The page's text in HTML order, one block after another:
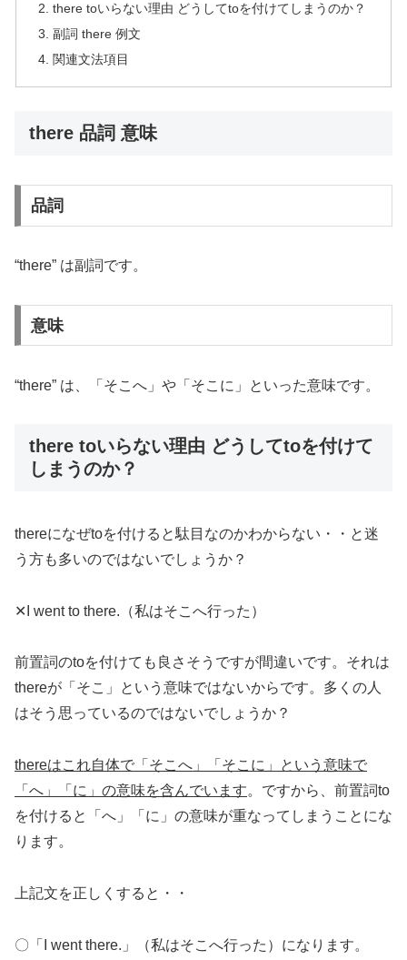
there toいらない理由 どうしてtoを付けてしまうのか？
副詞 there 例文
関連文法項目
there 品詞 意味
品詞
“there” は副詞です。
意味
“there” は、「そこへ」や「そこに」といった意味です。
there toいらない理由 どうしてtoを付けて
しまうのか？
thereになぜtoを付けると駄目なのかわからない・・と迷
う方も多いのではないでしょうか？
✕I went to there.（私はそこへ行った）
前置詞のtoを付けても良さそうですが間違いです。それは
thereが「そこ」という意味ではないからです。多くの人
はそう思っているのではないでしょうか？
thereはこれ自体で「そこへ」「そこに」という意味で
「へ」「に」の意味を含んでいます。ですから、前置詞to
を付けると「へ」「に」の意味が重なってしまうことにな
ります。
上記文を正しくすると・・
〇「I went there.」（私はそこへ行った）になります。